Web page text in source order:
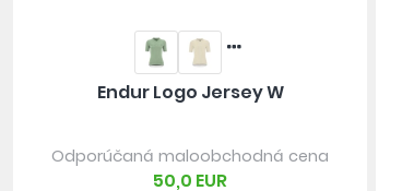
Endur Logo Jersey W
Odporúčaná maloobchodná cena
50,0 EUR